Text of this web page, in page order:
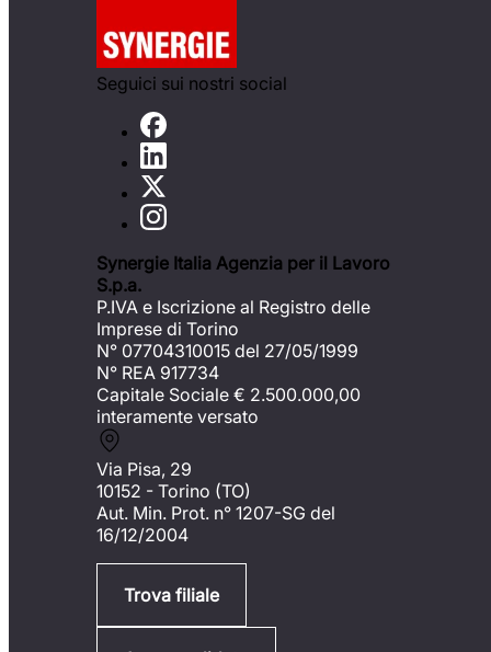
Seguici sui nostri social
Synergie Italia Agenzia per il Lavoro
S.p.a.
P.IVA e Iscrizione al Registro delle
Imprese di Torino
N° 07704310015 del 27/05/1999
N° REA 917734
Capitale Sociale € 2.500.000,00
interamente versato
Via Pisa, 29
10152 - Torino (TO)
Aut. Min. Prot. n° 1207-SG del
16/12/2004
Trova filiale